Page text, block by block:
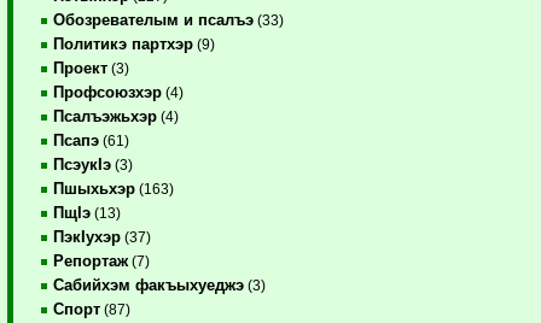
Обозревателым и псалъэ (33)
Политикэ партхэр (9)
Проект (3)
Профсоюзхэр (4)
Псалъэжьхэр (4)
Псапэ (61)
ПсэукIэ (3)
Пшыхьхэр (163)
ПщIэ (13)
ПэкIухэр (37)
Репортаж (7)
Сабийхэм факъыхуеджэ (3)
Спорт (87)